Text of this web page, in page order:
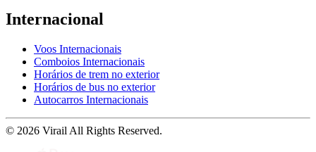
Internacional
Voos Internacionais
Comboios Internacionais
Horários de trem no exterior
Horários de bus no exterior
Autocarros Internacionais
© 2026 Virail All Rights Reserved.